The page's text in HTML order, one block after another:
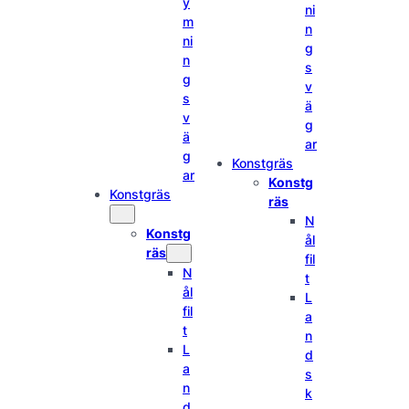
m
ni
n
g
s
v
ä
g
ar
Konstgräs
Konstg
räs
N
ål
fil
t
L
a
n
ni
n
g
s
v
ä
g
ar
Konstgräs
Konstg
räs
N
ål
fil
t
L
a
n
d
s
k